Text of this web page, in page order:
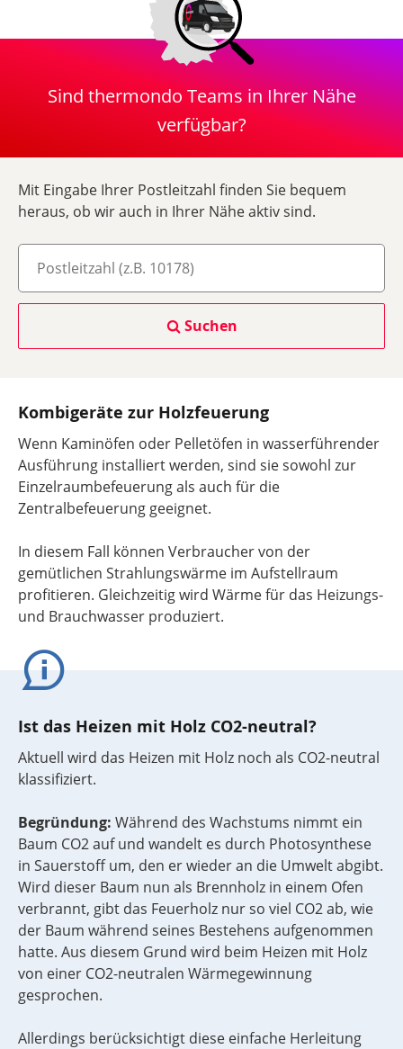
Sind thermondo Teams in Ihrer Nähe
verfügbar?
Mit Eingabe Ihrer Postleitzahl finden Sie bequem
heraus, ob wir auch in Ihrer Nähe aktiv sind.
Suchen
Kombigeräte zur Holzfeuerung
Wenn Kaminöfen oder Pelletöfen in wasserführender
Ausführung installiert werden, sind sie sowohl zur
Einzelraumbefeuerung als auch für die
Zentralbefeuerung geeignet.
In diesem Fall können Verbraucher von der
gemütlichen Strahlungswärme im Aufstellraum
profitieren. Gleichzeitig wird Wärme für das Heizungs-
und Brauchwasser produziert.
Ist das Heizen mit Holz CO2-neutral?
Aktuell wird das Heizen mit Holz noch als CO2-neutral
klassifiziert.
Begründung: Während des Wachstums nimmt ein
Baum CO2 auf und wandelt es durch Photosynthese
in Sauerstoff um, den er wieder an die Umwelt abgibt.
Wird dieser Baum nun als Brennholz in einem Ofen
verbrannt, gibt das Feuerholz nur so viel CO2 ab, wie
der Baum während seines Bestehens aufgenommen
hatte. Aus diesem Grund wird beim Heizen mit Holz
von einer CO2-neutralen Wärmegewinnung
gesprochen.
Allerdings berücksichtigt diese einfache Herleitung